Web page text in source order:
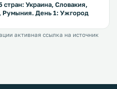
Украина, Словакия,
Румыния. День 1: Ужгород
активная ссылка на источник